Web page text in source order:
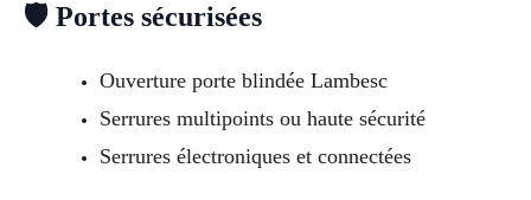
🛡 Portes sécurisées
Ouverture porte blindée Lambesc
Serrures multipoints ou haute sécurité
Serrures électroniques et connectées